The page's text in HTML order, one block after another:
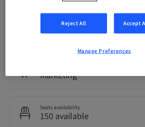
National
Marketing
Seats availability
150 available
Reject All Accept
Manage Preferences